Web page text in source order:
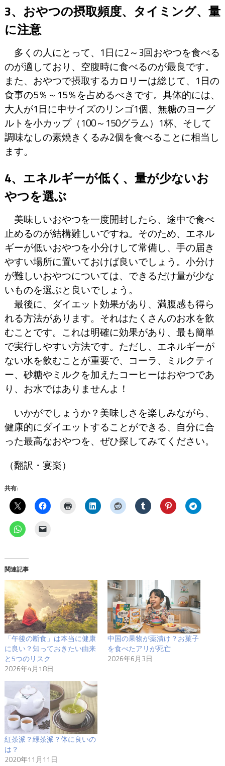
3、おやつの摂取頻度、タイミング、量
に注意
多くの人にとって、1日に2～3回おやつを食べる
のが適しており、空腹時に食べるのが最良です。
また、おやつで摂取するカロリーは総じて、1日の
食事の5％～15％を占めるべきです。具体的には、
大人が1日に中サイズのリンゴ1個、無糖のヨーグ
ルトを小カップ（100～150グラム）1杯、そして
調味なしの素焼きくるみ2個を食べることに相当し
ます。
4、エネルギーが低く、量が少ないお
やつを選ぶ
美味しいおやつを一度開封したら、途中で食べ
止めるのが結構難しいですね。そのため、エネル
ギーが低いおやつを小分けして常備し、手の届き
やすい場所に置いておけば良いでしょう。小分け
が難しいおやつについては、できるだけ量が少な
いものを選ぶと良いでしょう。
最後に、ダイエット効果があり、満腹感も得ら
れる方法があります。それはたくさんのお水を飲
むことです。これは明確に効果があり、最も簡単
で実行しやすい方法です。ただし、エネルギーが
ない水を飲むことが重要で、コーラ、ミルクティ
ー、砂糖やミルクを加えたコーヒーはおやつであ
り、お水ではありませんよ！
いかがでしょうか？美味しさを楽しみながら、
健康的にダイエットすることができる、自分に合
った最高なおやつを、ぜひ探してみてください。
（翻訳・宴楽）
共有:
関連記事
「午後の断食」は本当に健康
に良い？知っておきたい由来
と5つのリスク
2026年4月18日
中国の果物が薬漬け？お菓子
を食べたアリが死亡
2026年6月3日
紅茶派？緑茶派？体に良いの
は？
2020年11月11日